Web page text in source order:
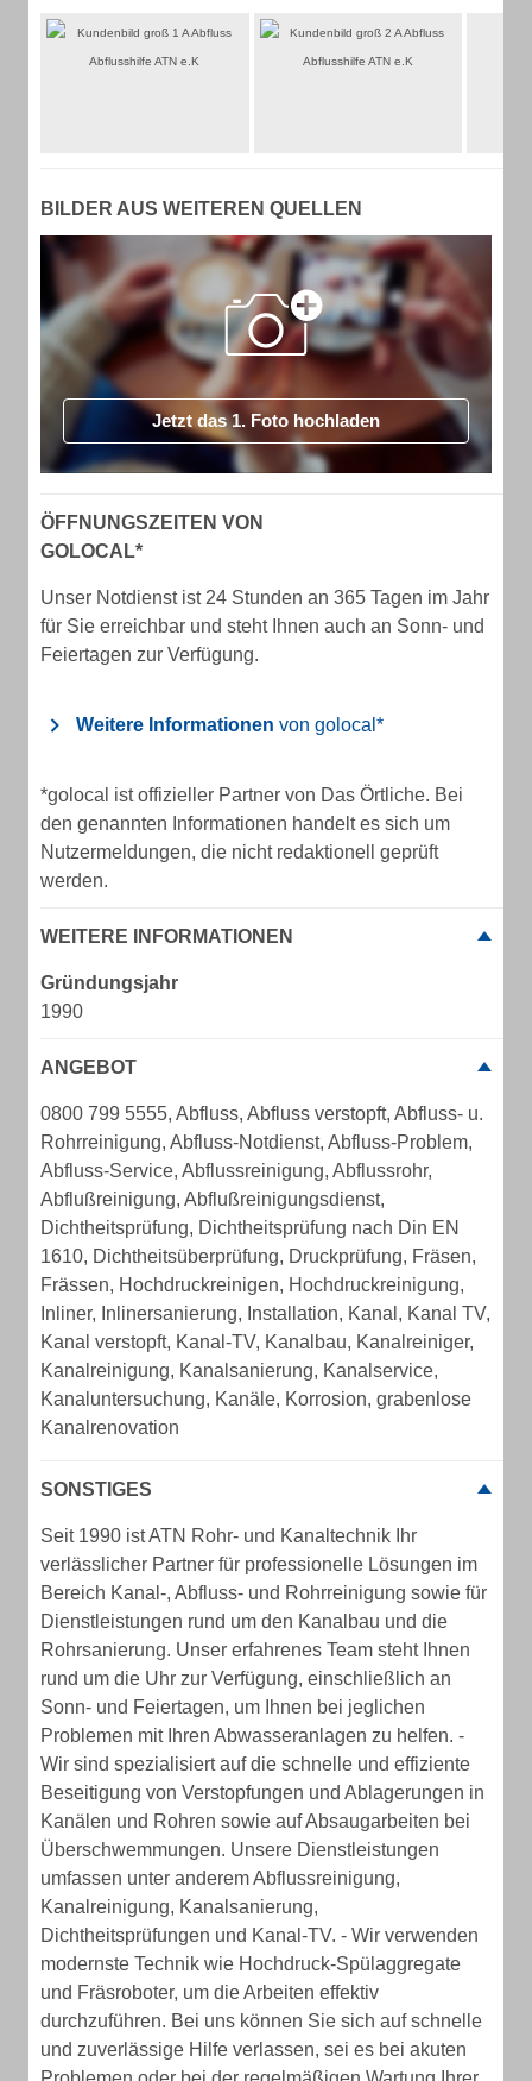
BILDER AUS WEITEREN QUELLEN
Jetzt das 1. Foto hochladen
ÖFFNUNGSZEITEN VON
GOLOCAL*
Unser Notdienst ist 24 Stunden an 365 Tagen im Jahr
für Sie erreichbar und steht Ihnen auch an Sonn- und
Feiertagen zur Verfügung.
Weitere Informationen von golocal*
*golocal ist offizieller Partner von Das Örtliche. Bei
den genannten Informationen handelt es sich um
Nutzermeldungen, die nicht redaktionell geprüft
werden.
WEITERE INFORMATIONEN
Gründungsjahr
1990
ANGEBOT
0800 799 5555, Abfluss, Abfluss verstopft, Abfluss- u.
Rohrreinigung, Abfluss-Notdienst, Abfluss-Problem,
Abfluss-Service, Abflussreinigung, Abflussrohr,
Abflußreinigung, Abflußreinigungsdienst,
Dichtheitsprüfung, Dichtheitsprüfung nach Din EN
1610, Dichtheitsüberprüfung, Druckprüfung, Fräsen,
Frässen, Hochdruckreinigen, Hochdruckreinigung,
Inliner, Inlinersanierung, Installation, Kanal, Kanal TV,
Kanal verstopft, Kanal-TV, Kanalbau, Kanalreiniger,
Kanalreinigung, Kanalsanierung, Kanalservice,
Kanaluntersuchung, Kanäle, Korrosion, grabenlose
Kanalrenovation
SONSTIGES
Seit 1990 ist ATN Rohr- und Kanaltechnik Ihr
verlässlicher Partner für professionelle Lösungen im
Bereich Kanal-, Abfluss- und Rohrreinigung sowie für
Dienstleistungen rund um den Kanalbau und die
Rohrsanierung. Unser erfahrenes Team steht Ihnen
rund um die Uhr zur Verfügung, einschließlich an
Sonn- und Feiertagen, um Ihnen bei jeglichen
Problemen mit Ihren Abwasseranlagen zu helfen. -
Wir sind spezialisiert auf die schnelle und effiziente
Beseitigung von Verstopfungen und Ablagerungen in
Kanälen und Rohren sowie auf Absaugarbeiten bei
Überschwemmungen. Unsere Dienstleistungen
umfassen unter anderem Abflussreinigung,
Kanalreinigung, Kanalsanierung,
Dichtheitsprüfungen und Kanal-TV. - Wir verwenden
modernste Technik wie Hochdruck-Spülaggregate
und Fräsroboter, um die Arbeiten effektiv
durchzuführen. Bei uns können Sie sich auf schnelle
und zuverlässige Hilfe verlassen, sei es bei akuten